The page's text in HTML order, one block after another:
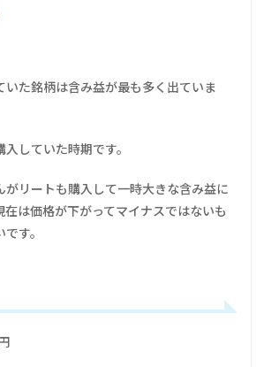
いた銘柄は含み益が最も多く出ていま
していた時期です。
がリートも購入して一時大きな含み益に
在は価格が下がってマイナスではないも
す。